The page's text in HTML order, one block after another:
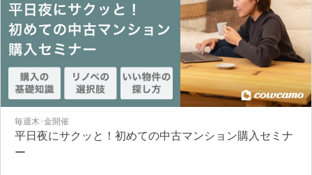
毎週木･金開催
平日夜にサクッと！初めての中古マンション購入セミナ
ー